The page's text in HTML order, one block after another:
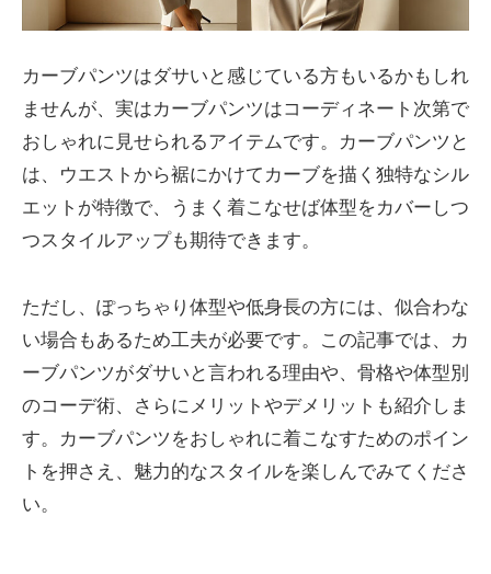
カーブパンツはダサいと感じている方もいるかもしれ
ませんが、実はカーブパンツはコーディネート次第で
おしゃれに見せられるアイテムです。カーブパンツと
は、ウエストから裾にかけてカーブを描く独特なシル
エットが特徴で、うまく着こなせば体型をカバーしつ
つスタイルアップも期待できます。
ただし、ぽっちゃり体型や低身長の方には、似合わな
い場合もあるため工夫が必要です。この記事では、カ
ーブパンツがダサいと言われる理由や、骨格や体型別
のコーデ術、さらにメリットやデメリットも紹介しま
す。カーブパンツをおしゃれに着こなすためのポイン
トを押さえ、魅力的なスタイルを楽しんでみてくださ
い。